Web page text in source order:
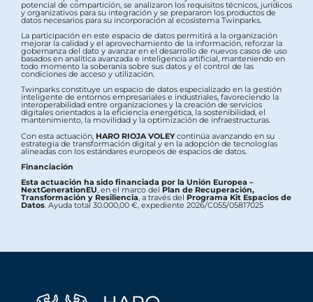
potencial de compartición, se analizaron los requisitos técnicos, jurídicos
y organizativos para su integración y se prepararon los productos de
datos necesarios para su incorporación al ecosistema Twinparks.
La participación en este espacio de datos permitirá a la organización
mejorar la calidad y el aprovechamiento de la información, reforzar la
gobernanza del dato y avanzar en el desarrollo de nuevos casos de uso
basados en analítica avanzada e inteligencia artificial, manteniendo en
todo momento la soberanía sobre sus datos y el control de las
condiciones de acceso y utilización.
Twinparks constituye un espacio de datos especializado en la gestión
inteligente de entornos empresariales e industriales, favoreciendo la
interoperabilidad entre organizaciones y la creación de servicios
digitales orientados a la eficiencia energética, la sostenibilidad, el
mantenimiento, la movilidad y la optimización de infraestructuras.
Con esta actuación, HARO RIOJA VOLEYcontinúa avanzando en su
estrategia de transformación digital y en la adopción de tecnologías
alineadas con los estándares europeos de espacios de datos.
Financiación
Esta actuación ha sido financiada por la Unión Europea –
NextGenerationEU, en el marco del Plan de Recuperación,
Transformación y Resiliencia, a través del Programa Kit Espacios de
Datos. Ayuda total 30.000,00 €, expediente 2026/C055/05817025